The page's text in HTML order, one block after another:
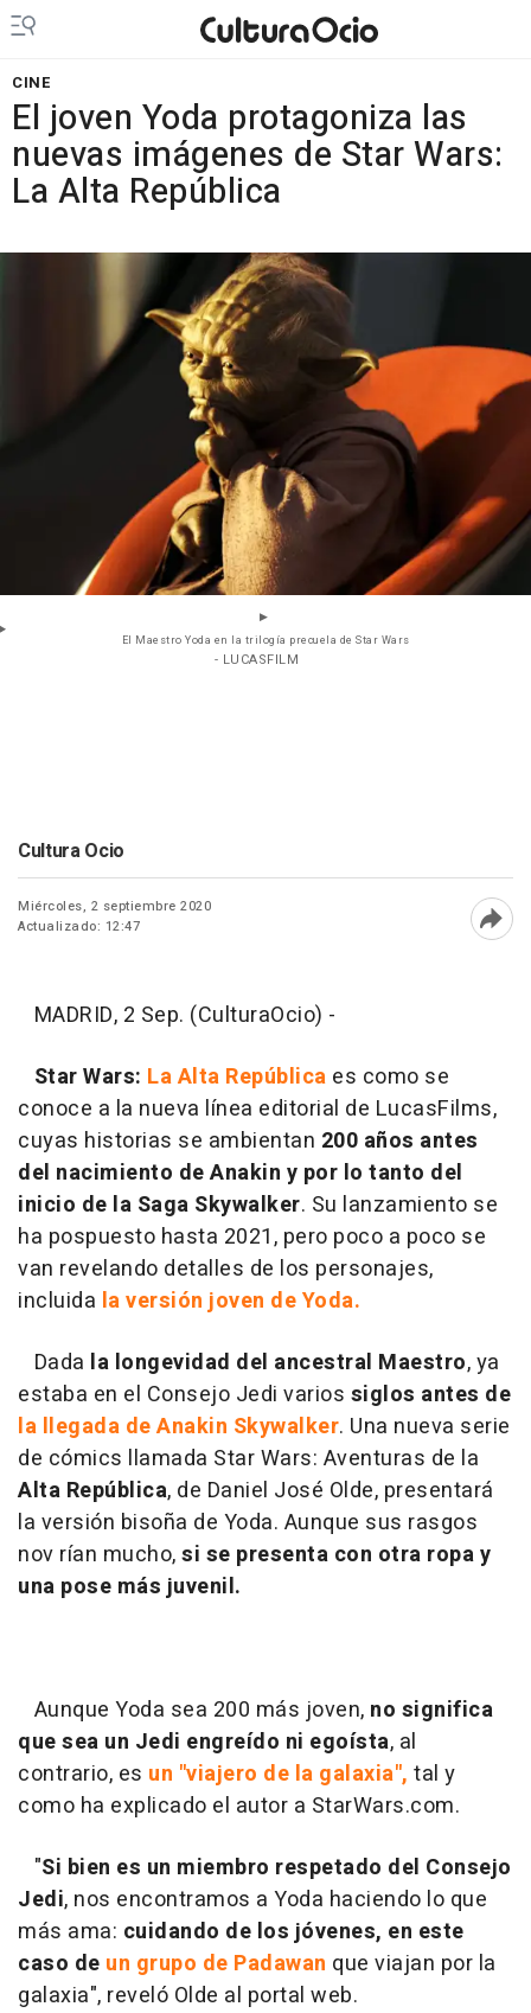
CINE
El joven Yoda protagoniza las
nuevas imágenes de Star Wars:
La Alta República
El Maestro Yoda en la trilogía precuela de Star Wars
- LUCASFILM
Cultura Ocio
Miércoles, 2 septiembre 2020
Actualizado: 12:47
MADRID, 2 Sep. (CulturaOcio) -
Star Wars: La Alta República es como se
conoce a la nueva línea editorial de LucasFilms,
cuyas historias se ambientan 200 años antes
del nacimiento de Anakin y por lo tanto del
inicio de la Saga Skywalker. Su lanzamiento se
ha pospuesto hasta 2021, pero poco a poco se
van revelando detalles de los personajes,
incluida la versión joven de Yoda.
Dada la longevidad del ancestral Maestro, ya
estaba en el Consejo Jedi varios siglos antes de
la llegada de Anakin Skywalker. Una nueva serie
de cómics llamada Star Wars: Aventuras de la
Alta República, de Daniel José Olde, presentará
la versión bisoña de Yoda. Aunque sus rasgos
nov rían mucho,si se presenta con otra ropa y
una pose más juvenil.
Aunque Yoda sea 200 más joven, no significa
que sea un Jedi engreído ni egoísta, al
contrario, es un "viajero de la galaxia", tal y
como ha explicado el autor a StarWars.com.
"Si bien es un miembro respetado del Consejo
Jedi, nos encontramos a Yoda haciendo lo que
más ama: cuidando de los jóvenes, en este
caso de un grupo de Padawan que viajan por la
galaxia", reveló Olde al portal web.